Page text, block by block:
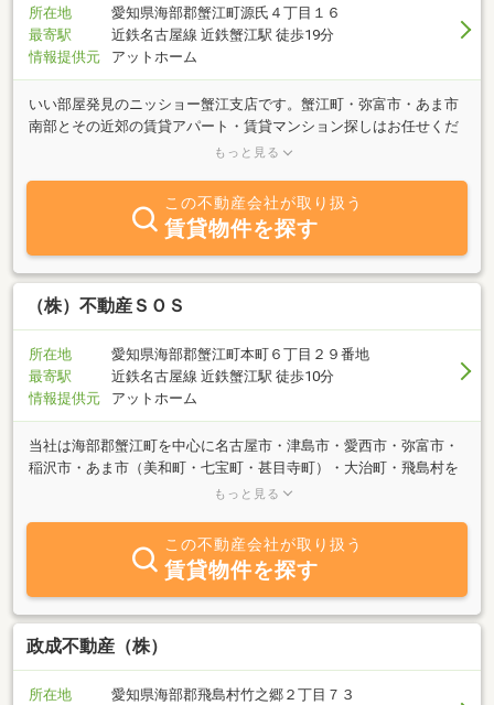
所在地
愛知県海部郡蟹江町源氏４丁目１６
最寄駅
近鉄名古屋線 近鉄蟹江駅 徒歩19分
情報提供元
アットホーム
いい部屋発見のニッショー蟹江支店です。蟹江町・弥富市・あま市
南部とその近郊の賃貸アパート・賃貸マンション探しはお任せくだ
さい。新婚・ファミリーさんから単身さん向けの物件まで豊富な物
（１．５Ｋｍ）、東名阪自動車道蟹江ＩＣより南へ１．５Ｋｍにご
ざいます。近鉄蟹江駅ご利用でご来店いただくお客様、駅に着き次
第ご連絡ください。車で迎えにまいります。お気軽なお電話・ご来
店を心よりお待ちしております。
もっと見る
この不動産会社が取り扱う
賃貸物件を探す
（株）不動産ＳＯＳ
所在地
愛知県海部郡蟹江町本町６丁目２９番地
最寄駅
近鉄名古屋線 近鉄蟹江駅 徒歩10分
情報提供元
アットホーム
当社は海部郡蟹江町を中心に名古屋市・津島市・愛西市・弥富市・
稲沢市・あま市（美和町・七宝町・甚目寺町）・大治町・飛島村を
はじめ、愛知県・岐阜県・三重県エリアでお客様の「買いたい」
お気軽にお問い合わせ下さい。当社では経験豊富なスタッフが真剣
に対応策を考え、ご希望に合わせたスピーディなご提案、ご対応を
させていただきます。ご希望に沿った物件がきっと見つかります。
その他にも相続による不動産の売却、自己破産等による不動産の任
意売却・競売サポート・新築住宅のデザイン・リフォーム工事等、
不動産にかかわることは何でもご相談下さい！
もっと見る
この不動産会社が取り扱う
賃貸物件を探す
政成不動産（株）
所在地
愛知県海部郡飛島村竹之郷２丁目７３